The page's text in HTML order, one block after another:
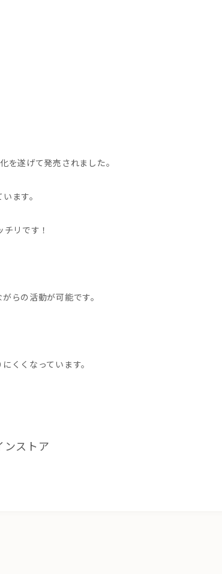
を遂げて発売されました。
ます。
リです！
らの活動が可能です。
くくなっています。
ストア